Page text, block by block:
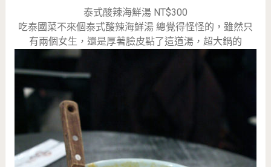
泰式酸辣海鮮湯 NT$300
吃泰國菜不來個泰式酸辣海鮮湯 總覺得怪怪的，雖然只
有兩個女生，還是厚著臉皮點了這道湯，超大鍋的